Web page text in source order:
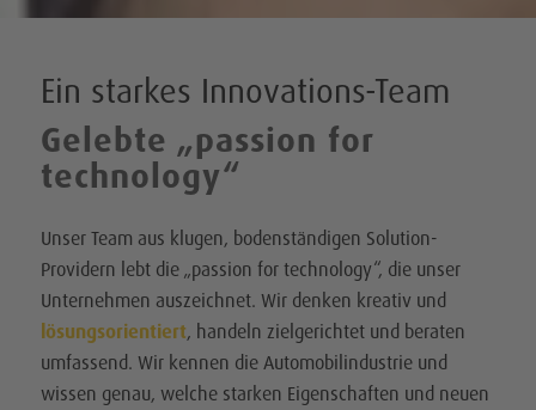
Ein starkes Innovations-Team
Gelebte „passion for
technology“
Unser Team aus klugen, bodenständigen Solution-
Providern lebt die „passion for technology“, die unser
Unternehmen auszeichnet. Wir denken kreativ und
lösungsorientiert, handeln zielgerichtet und beraten
umfassend. Wir kennen die Automobilindustrie und
wissen genau, welche starken Eigenschaften und neuen